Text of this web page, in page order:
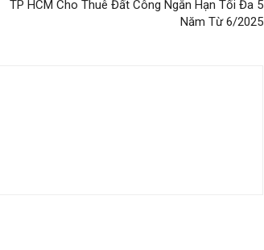
TP HCM Cho Thuê Đất Công Ngắn Hạn Tối Đa 5
Năm Từ 6/2025